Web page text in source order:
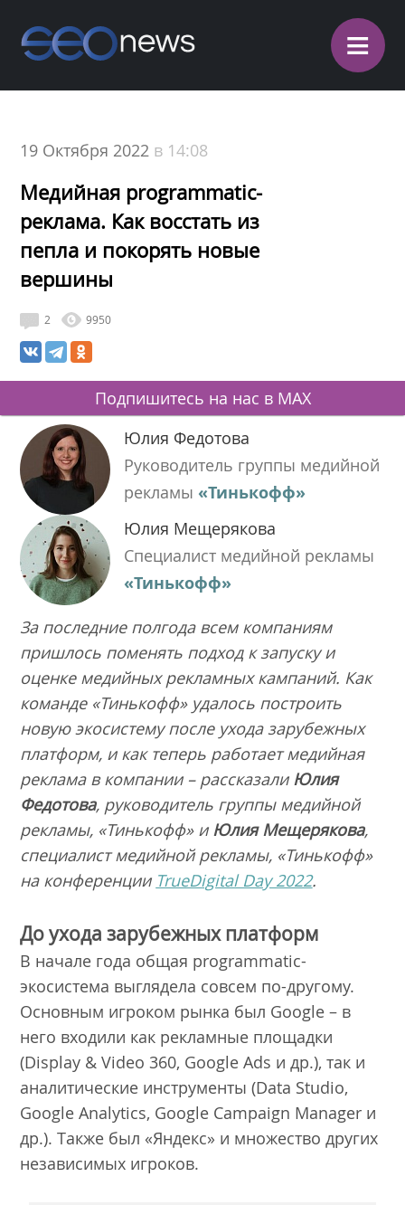
≡
19 Октября 2022 в 14:08
Медийная programmatic-
реклама. Как восстать из
пепла и покорять новые
вершины
2 9950
Подпишитесь на нас в MAX
Юлия Федотова
Руководитель группы медийной
рекламы «Тинькофф»
Юлия Мещерякова
Специалист медийной рекламы
«Тинькофф»
За последние полгода всем компаниям
пришлось поменять подход к запуску и
оценке медийных рекламных кампаний. Как
команде «Тинькофф» удалось построить
новую экосистему после ухода зарубежных
платформ, и как теперь работает медийная
реклама в компании – рассказали Юлия
Федотова, руководитель группы медийной
рекламы, «Тинькофф» и Юлия Мещерякова,
специалист медийной рекламы, «Тинькофф»
на конференции TrueDigital Day 2022.
До ухода зарубежных платформ
В начале года общая programmatic-
экосистема выглядела совсем по-другому.
Основным игроком рынка был Google – в
него входили как рекламные площадки
(Display & Video 360, Google Ads и др.), так и
аналитические инструменты (Data Studio,
Google Analytics, Google Campaign Manager и
др.). Также был «Яндекс» и множество других
независимых игроков.